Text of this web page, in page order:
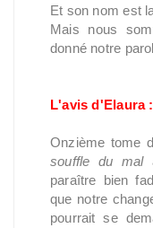
Et son nom est
Mais nous
donné notre
L'avis d'Elaura :
Onzième tome
souffle du mal
paraître bien
que notre
pourrait se